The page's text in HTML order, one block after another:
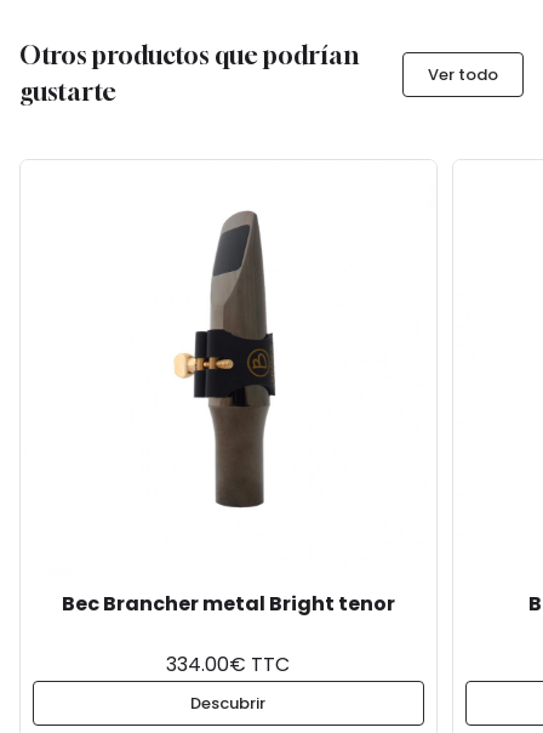
Otros productos que podrían
gustarte
Ver todo
Bec Brancher metal Bright tenor
334.00€ TTC
Descubrir